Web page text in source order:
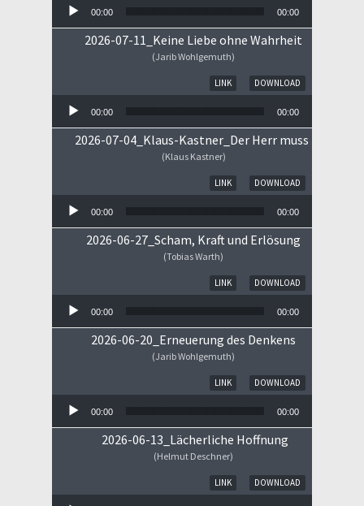
00:00 00:00
2026-07-11_Keine Liebe ohne Wahrheit
(Jarib Wohlgemuth)
DOWNLOAD
LINK
00:00 00:00
2026-07-04_Klaus-Kastner_Der Herr muss im
(Klaus Kastner)
DOWNLOAD
LINK
00:00 00:00
2026-06-27_Scham, Kraft und Erlösung
(Tobias Warth)
DOWNLOAD
LINK
00:00 00:00
2026-06-20_Erneuerung des Denkens
(Jarib Wohlgemuth)
DOWNLOAD
LINK
00:00 00:00
2026-06-13_Lächerliche Hoffnung
(Helmut Deschner)
DOWNLOAD
LINK